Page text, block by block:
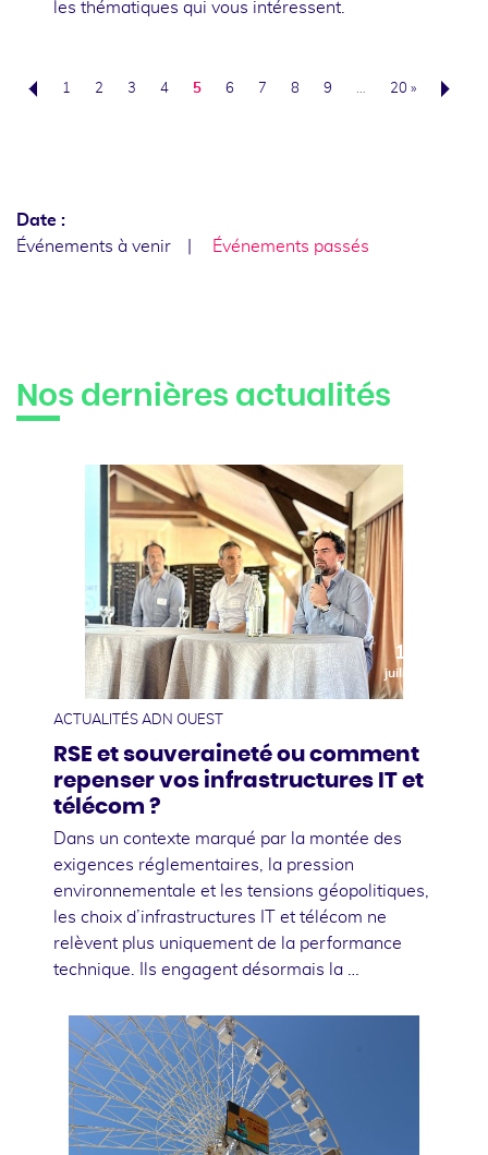
les thématiques qui vous intéressent.
Précédent
1 2 3 4 5 6 7 8 9 20 »
Date :
Événements à venir
Événements passés
Nos dernières actualités
10
juillet
ACTUALITÉS ADN OUEST
RSE et souveraineté ou comment
repenser vos infrastructures IT et
télécom ?
Dans un contexte marqué par la montée des
exigences réglementaires, la pression
environnementale et les tensions géopolitiques,
les choix d’infrastructures IT et télécom ne
relèvent plus uniquement de la performance
technique. Ils engagent désormais la …